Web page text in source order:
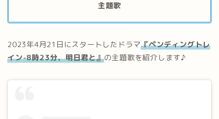
主題歌
2023年4月21日にスタートしたドラマ『ペンディングトレ
イン-8時23分、明日君と』の主題歌を紹介します♪